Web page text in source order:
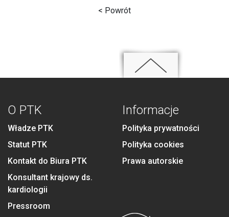
< Powrót
O PTK
Władze PTK
Statut PTK
Kontakt do Biura PTK
Konsultant krajowy ds.
kardiologii
Pressroom
Informacje
Polityka prywatności
Polityka cookies
Prawa autorskie